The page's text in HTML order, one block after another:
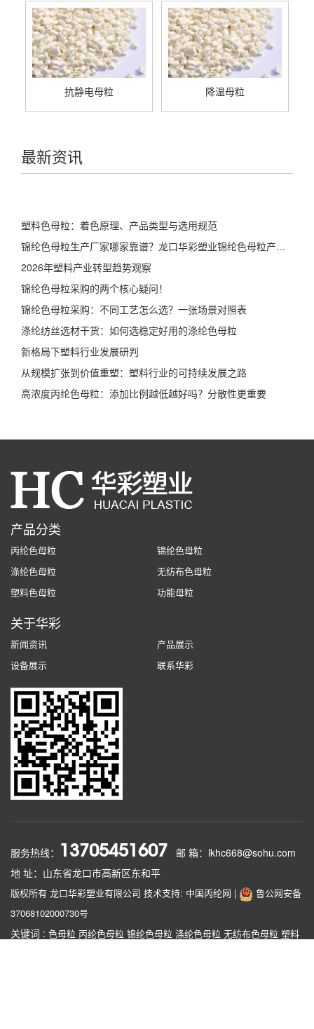
抗静电母粒 降温母粒
最新资讯
塑料色母粒：着色原理、产品类型与选用规范
锦纶色母粒生产厂家哪家靠谱？龙口华彩塑业锦纶色母粒产品详解
2026年塑料产业转型趋势观察
锦纶色母粒采购的两个核心疑问！
锦纶色母粒采购：不同工艺怎么选？一张场景对照表
涤纶纺丝选材干货：如何选稳定好用的涤纶色母粒
新格局下塑料行业发展研判
从规模扩张到价值重塑：塑料行业的可持续发展之路
高浓度丙纶色母粒：添加比例越低越好吗？分散性更重要
产品分类
丙纶色母粒
锦纶色母粒
涤纶色母粒
无纺布色母粒
塑料色母粒
功能母粒
关于华彩
新闻资讯
产品展示
设备展示
联系华彩
服务热线： 13705451607
邮 箱：lkhc668@sohu.com
地 址：山东省龙口市高新区东和平
版权所有 龙口华彩塑业有限公司 技术支持: 中国丙纶网 |
鲁公网安备
37068102000730号
关键词 : 色母粒 丙纶色母粒 锦纶色母粒 涤纶色母粒 无纺布色母粒 塑料